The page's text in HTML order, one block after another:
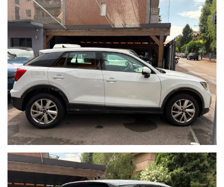
soggette a rigorosissimi controlli prima di essere messe in
vendita.
Per ulteriori informazioni:
email oppure
Cell. 333 7658357 - Andrea
Cell. 393 0596200 - Roberto
Sito web: www.brascaautomobili.it
Nota bene:
Le informazioni inerenti alla vettura e alla sua documentazione
possono contenere errori o imprecisioni.
Quanto descritto non ha dunque valore contrattuale ma solo
informativo.
L'onere di verifica è riservato all'acquirente.